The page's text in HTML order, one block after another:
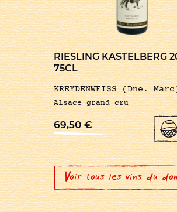
RIESLING KASTELBERG
75CL
KREYDENWEISS (Dne.
Alsace grand cru
69,50€
Voir tous les vins du